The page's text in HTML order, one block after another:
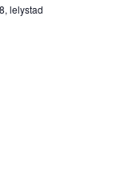
lelystad